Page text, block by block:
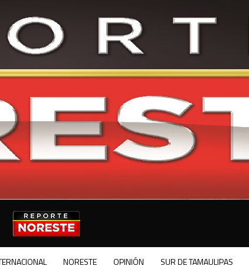
NORESTE OPINIÓN SUR DE TAMAULIPAS